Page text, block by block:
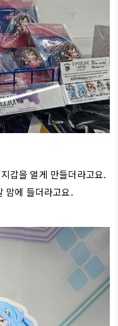
갑을 열게 만들더라고요.
맘에 들더라고요.